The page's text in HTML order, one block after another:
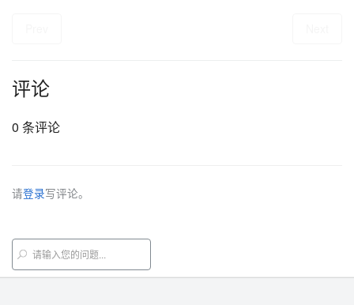
评论
0 条评论
请登录写评论。